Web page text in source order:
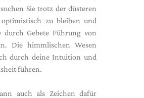
Sie trotz der düsteren
optimistisch zu bleiben und
durch Gebete Führung von
Die himmlischen Wesen
durch deine Intuition und
führen.
auch als Zeichen dafür